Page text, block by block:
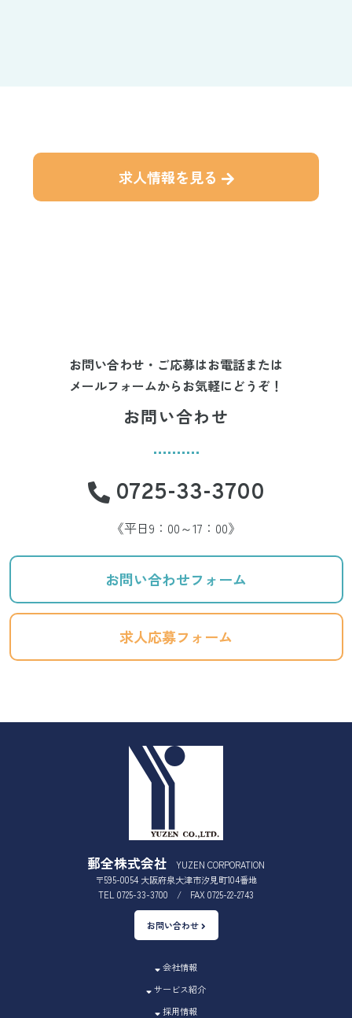
求人情報を見る
お問い合わせ・ご応募はお電話または
メールフォームからお気軽にどうぞ！
お問い合わせ
0725-33-3700
《平日9：00～17：00》
お問い合わせフォーム
求人応募フォーム
郵全株式会社 YUZEN CORPORATION
〒595-0054 大阪府泉大津市汐見町104番地
TEL 0725-33-3700 / FAX 0725-22-2743
お問い合わせ
会社情報
サービス紹介
採用情報